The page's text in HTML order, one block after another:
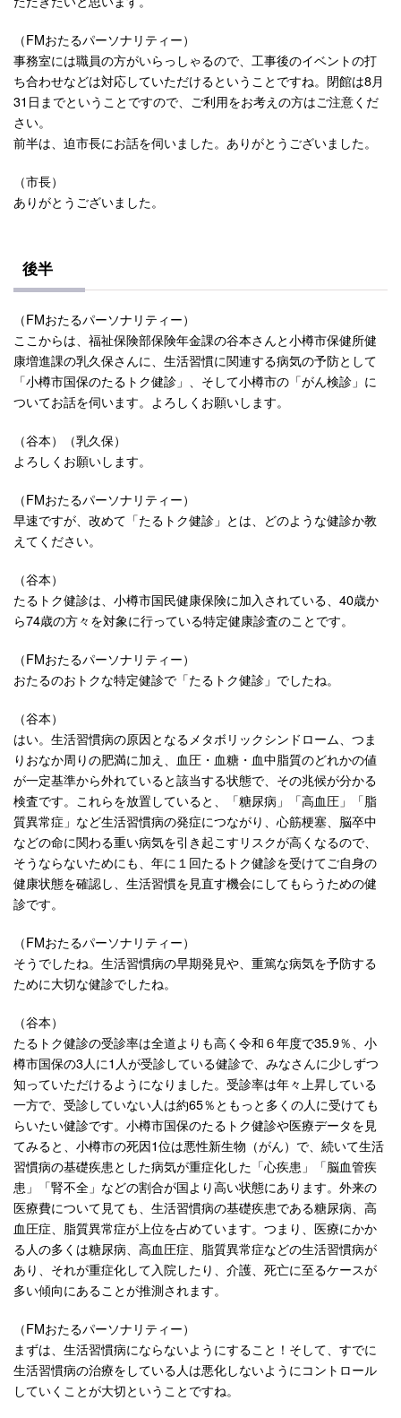
（FMおたるパーソナリティー）
事務室には職員の方がいらっしゃるので、工事後のイベントの打
ち合わせなどは対応していただけるということですね。閉館は8月
31日までということですので、ご利用をお考えの方はご注意くだ
さい。
前半は、迫市長にお話を伺いました。ありがとうございました。
（市長）
ありがとうございました。
後半
（FMおたるパーソナリティー）
ここからは、福祉保険部保険年金課の谷本さんと小樽市保健所健
康増進課の乳久保さんに、生活習慣に関連する病気の予防として
「小樽市国保のたるトク健診」、そして小樽市の「がん検診」に
ついてお話を伺います。よろしくお願いします。
（谷本）（乳久保）
よろしくお願いします。
（FMおたるパーソナリティー）
早速ですが、改めて「たるトク健診」とは、どのような健診か教
えてください。
（谷本）
たるトク健診は、小樽市国民健康保険に加入されている、40歳か
ら74歳の方々を対象に行っている特定健康診査のことです。
（FMおたるパーソナリティー）
おたるのおトクな特定健診で「たるトク健診」でしたね。
（谷本）
はい。生活習慣病の原因となるメタボリックシンドローム、つま
りおなか周りの肥満に加え、血圧・血糖・血中脂質のどれかの値
が一定基準から外れていると該当する状態で、その兆候が分かる
検査です。これらを放置していると、「糖尿病」「高血圧」「脂
質異常症」など生活習慣病の発症につながり、心筋梗塞、脳卒中
などの命に関わる重い病気を引き起こすリスクが高くなるので、
そうならないためにも、年に１回たるトク健診を受けてご自身の
健康状態を確認し、生活習慣を見直す機会にしてもらうための健
診です。
（FMおたるパーソナリティー）
そうでしたね。生活習慣病の早期発見や、重篤な病気を予防する
ために大切な健診でしたね。
（谷本）
たるトク健診の受診率は全道よりも高く令和６年度で35.9％、小
樽市国保の3人に1人が受診している健診で、みなさんに少しずつ
知っていただけるようになりました。受診率は年々上昇している
一方で、受診していない人は約65％ともっと多くの人に受けても
らいたい健診です。小樽市国保のたるトク健診や医療データを見
てみると、小樽市の死因1位は悪性新生物（がん）で、続いて生活
習慣病の基礎疾患とした病気が重症化した「心疾患」「脳血管疾
患」「腎不全」などの割合が国より高い状態にあります。外来の
医療費について見ても、生活習慣病の基礎疾患である糖尿病、高
血圧症、脂質異常症が上位を占めています。つまり、医療にかか
る人の多くは糖尿病、高血圧症、脂質異常症などの生活習慣病が
あり、それが重症化して入院したり、介護、死亡に至るケースが
多い傾向にあることが推測されます。
（FMおたるパーソナリティー）
まずは、生活習慣病にならないようにすること！そして、すでに
生活習慣病の治療をしている人は悪化しないようにコントロール
していくことが大切ということですね。